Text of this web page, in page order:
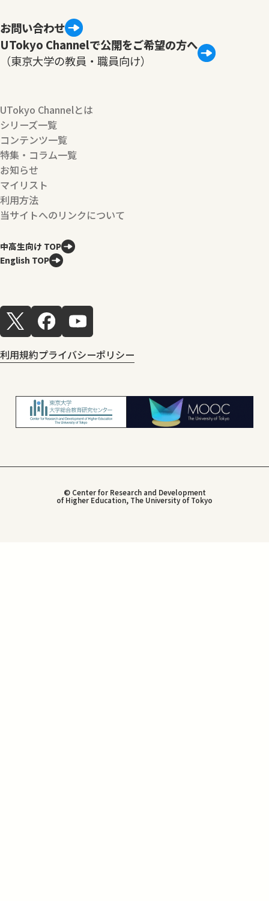
お問い合わせ
UTokyo Channelで公開をご希望の方へ
（東京大学の教員・職員向け）
UTokyo Channelとは
シリーズ一覧
コンテンツ一覧
特集・コラム一覧
お知らせ
マイリスト
利用方法
当サイトへのリンクについて
中高生向け TOP
English TOP
利用規約プライバシーポリシー
© Center for Research and Development
of Higher Education, The University of Tokyo